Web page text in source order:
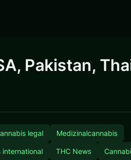
Pakistan,
legal Medizinalcannabis
international THC News